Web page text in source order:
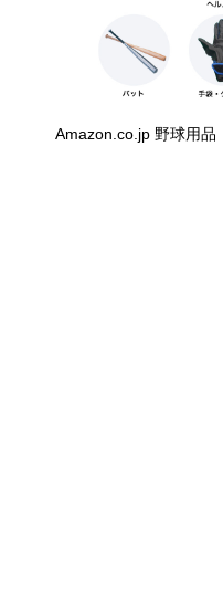
Amazon.co.jp 野球用品